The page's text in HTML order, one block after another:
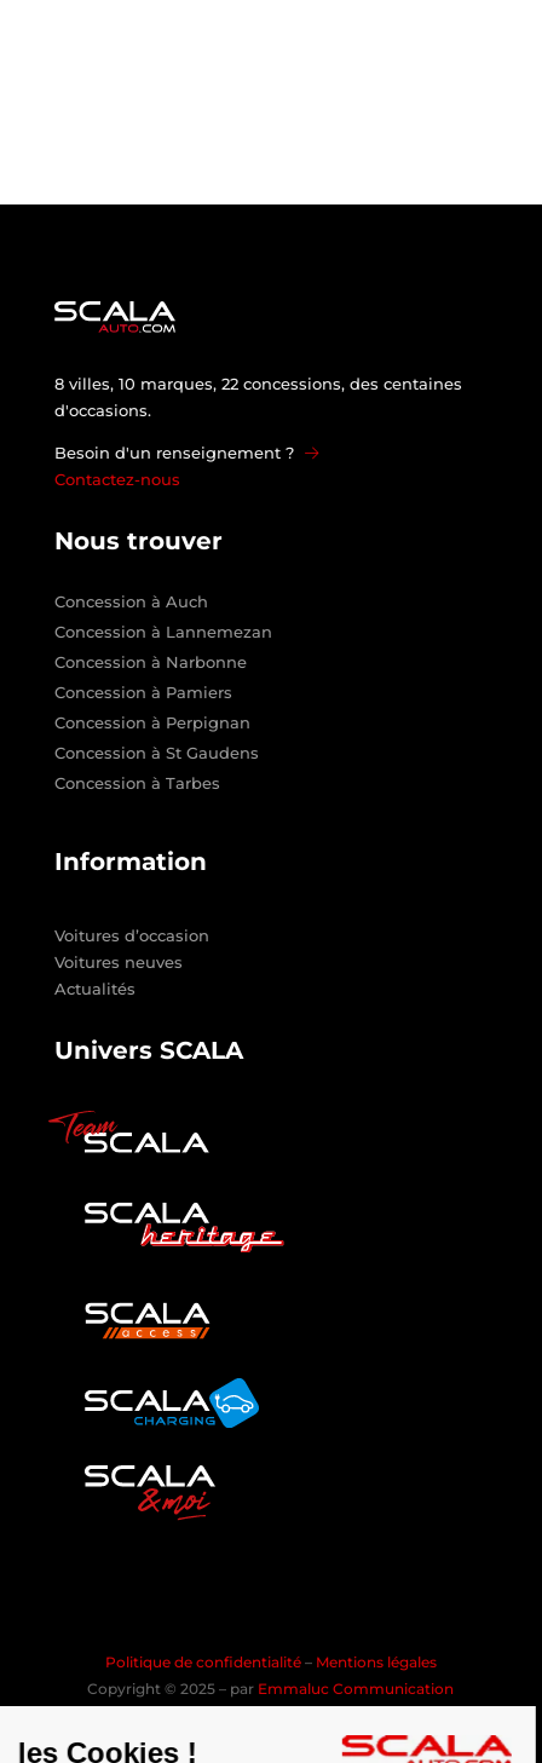
8 villes, 10 marques, 22 concessions, des centaines
d'occasions.
Besoin d'un renseignement ?
Contactez-nous
Nous trouver
Concession à Auch
Concession à Lannemezan
Concession à Narbonne
Concession à Pamiers
Concession à Perpignan
Concession à St Gaudens
Concession à Tarbes
Information
Voitures d’occasion
Voitures neuves
Actualités
Univers SCALA
Politique de confidentialité – Mentions légales
Copyright © 2025 – par Emmaluc Communication
les Cookies !